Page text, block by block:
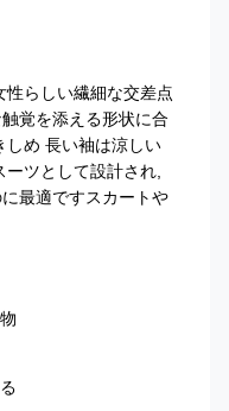
性らしい繊細な交差点
覚を添える形状に合
しめ 長い袖は涼しい
ツとして設計され,
最適ですスカートや